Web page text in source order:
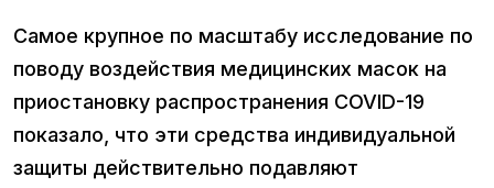
Самое крупное по масштабу исследование по
поводу воздействия медицинских масок на
приостановку распространения COVID-19
показало, что эти средства индивидуальной
защиты действительно подавляют